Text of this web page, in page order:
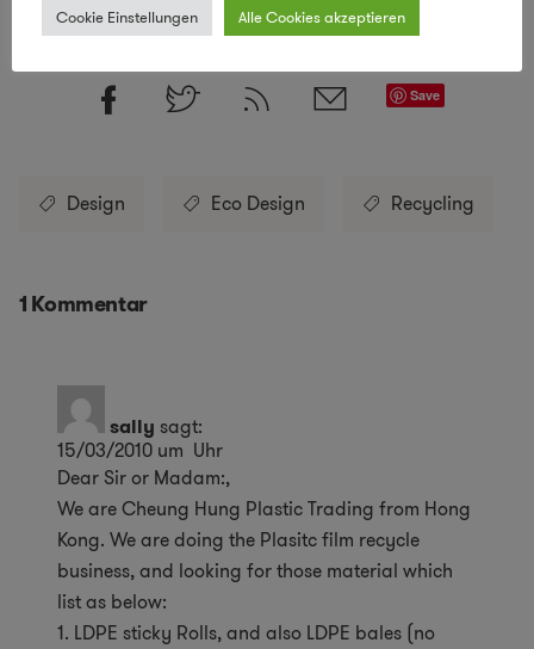
Save
Design Eco Design Recycling
1 Kommentar
sally sagt:
15/03/2010 um Uhr
Dear Sir or Madam:,
We are Cheung Hung Plastic Trading from Hong
Kong. We are doing the Plasitc film recycle
business, and looking for those material which
list as below:
1. LDPE sticky Rolls, and also LDPE bales (no
Cookie Einstellungen Alle Cookies akzeptieren